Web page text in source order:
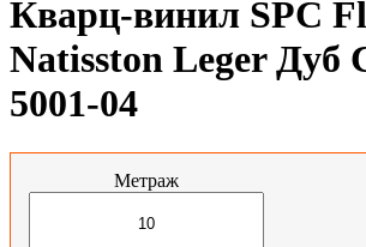
Кварц-винил SPC
Natisston Leger Дуб
5001-04
Метраж